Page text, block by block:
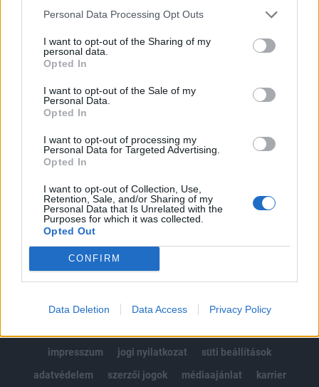
Personal Data Processing Opt Outs
I want to opt-out of the Sharing of my
personal data.
Opted In
I want to opt-out of the Sale of my
Personal Data.
Opted In
I want to opt-out of processing my
Personal Data for Targeted Advertising.
Opted In
I want to opt-out of Collection, Use,
Retention, Sale, and/or Sharing of my
Personal Data that Is Unrelated with the
Purposes for which it was collected.
Opted Out
CONFIRM
Data Deletion Data Access Privacy Policy
A keresett cikk a portfolio.hu hírarchívumához
regisztrációhoz kötött.
Portfolio.hu teljes cikkarchívum
Kötéslisták: BÉT elmúlt 2 év napon belüli
MÁR ELŐFIZETŐNK VAGY?BEJELENTKEZÉS
impresszum
jogi nyilatkozat
süti beállítások
adatvédelem
szerzői jogok médiaajánlat karrier